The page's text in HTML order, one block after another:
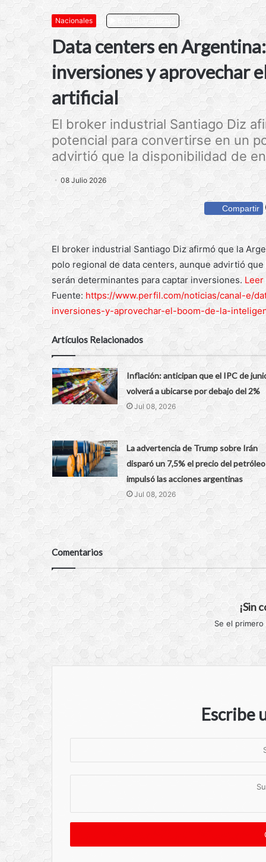
Nacionales Escuchar artículo
Data centers en
inversiones y aprovechar
artificial
El broker industrial Santiago Diz
potencial para convertirse en un
advirtió que la disponibilidad de
08 Julio 2026
Compartir
El broker industrial Santiago Diz afirmó que la
polo regional de data centers, aunque advirtió
serán determinantes para captar inversiones. Leer
Fuente: https://www.perfil.com/noticias/canal-e/
inversiones-y-aprovechar-el-boom-de-la-
Artículos Relacionados
Inflación: anticipan que el IPC de
volverá a ubicarse por debajo del 2%
Jul 08, 2026
La advertencia de Trump sobre Irán
disparó un 7,5% el precio del
impulsó las acciones argentinas
Jul 08, 2026
Comentarios
¡Sin
Se el
Escribe